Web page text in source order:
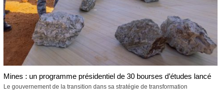
Mines : un programme présidentiel de 30 bourses d’études lancé
Le gouvernement de la transition dans sa stratégie de transformation